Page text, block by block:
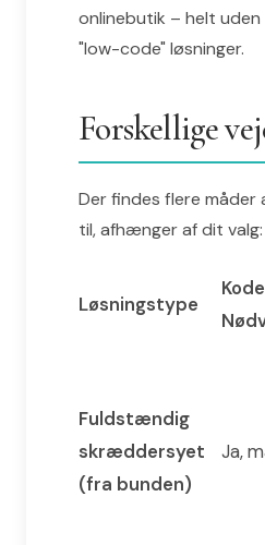
onlinebutik – helt
"low-code" løsninger.
Forskellige
Der findes flere måder
til, afhænger af dit valg:
Løsningstype
Fuldstændig
skræddersyet
(fra bunden)
Ja,